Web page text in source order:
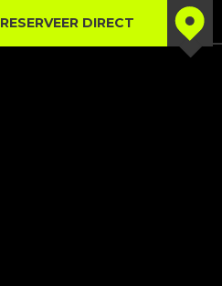
RESERVEER DIRECT